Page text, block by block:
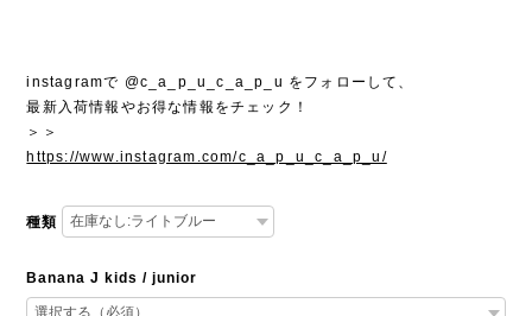
instagramで @c_a_p_u_c_a_p_u をフォローして、
最新入荷情報やお得な情報をチェック！
＞＞
https://www.instagram.com/c_a_p_u_c_a_p_u/
種類
Banana J kids / junior